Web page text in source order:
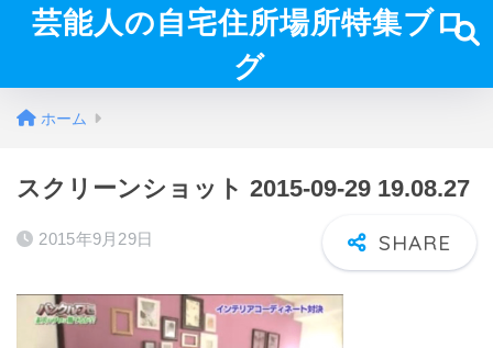
芸能人の自宅住所場所特集ブロ
グ
ホーム
スクリーンショット 2015-09-29 19.08.27
2015年9月29日